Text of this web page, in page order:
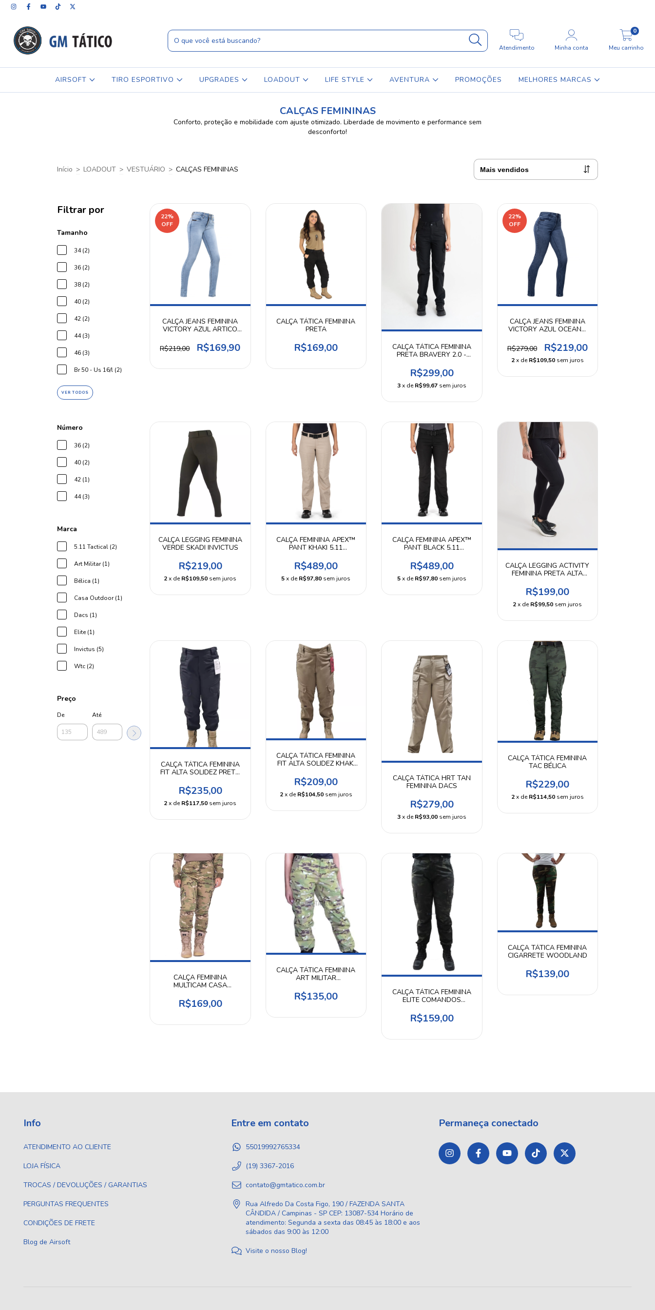
Atendimento Minha conta Meu carrinho
0
AIRSOFT TIRO ESPORTIVO UPGRADES LOADOUT LIFE STYLE AVENTURA PROMOÇÕES MELHORES MARCAS
CALÇAS FEMININAS
Conforto, proteção e mobilidade com ajuste otimizado. Liberdade de movimento e performance sem
desconforto!
Início > LOADOUT > VESTUÁRIO > CALÇAS FEMININAS
Filtrar por
Tamanho
34 (2)
36 (2)
38 (2)
40 (2)
42 (2)
44 (3)
46 (3)
Br 50 - Us 16/l (2)
VER TODOS
Número
36 (2)
40 (2)
42 (1)
44 (3)
Marca
5.11 Tactical (2)
Art Militar (1)
Bélica (1)
Casa Outdoor (1)
Dacs (1)
Elite (1)
Invictus (5)
Wtc (2)
Preço
De Até
22%
OFF
CALÇA JEANS FEMININA
VICTORY AZUL ARTICO
R$219,00
R$169,90
CALÇA TÁTICA FEMININA
PRETA
R$169,00
CALÇA TÁTICA FEMININA
PRETA BRAVERY 2.0 -
R$299,00
3 x deR$99,67 sem juros
22%
OFF
CALÇA JEANS FEMININA
VICTORY AZUL OCEANO
R$279,00
R$219,00
2 x deR$109,50 sem juros
CALÇA LEGGING FEMININA
VERDE SKADI INVICTUS
R$219,00
2 x deR$109,50 sem juros
CALÇA FEMININA APEX™
PANT KHAKI 5.11
R$489,00
5 x deR$97,80 sem juros
CALÇA FEMININA APEX™
PANT BLACK 5.11
R$489,00
5 x deR$97,80 sem juros
CALÇA LEGGING ACTIVITY
FEMININA PRETA ALTA
INVICTUS
R$199,00
2 x deR$99,50 sem juros
CALÇA TÁTICA FEMININA
FIT ALTA SOLIDEZ PRETA
R$235,00
2 x deR$117,50 sem juros
CALÇA TÁTICA FEMININA
FIT ALTA SOLIDEZ KHAKI
R$209,00
2 x deR$104,50 sem juros
CALÇA TÁTICA HRT TAN
FEMININA DACS
R$279,00
3 x deR$93,00 sem juros
CALÇA TÁTICA FEMININA
TAC BÉLICA
R$229,00
2 x deR$114,50 sem juros
CALÇA FEMININA
MULTICAM CASA
R$169,00
CALÇA TÁTICA FEMININA
ART MILITAR
R$135,00
CALÇA TÁTICA FEMININA
ELITE COMANDOS
BLACK
R$159,00
CALÇA TÁTICA FEMININA
CIGARRETE WOODLAND
R$139,00
Info
ATENDIMENTO AO CLIENTE
LOJA FÍSICA
TROCAS / DEVOLUÇÕES / GARANTIAS
PERGUNTAS FREQUENTES
CONDIÇÕES DE FRETE
Blog de Airsoft
Entre em contato
55019992765334
(19) 3367-2016
contato@gmtatico.com.br
Rua Alfredo Da Costa Figo, 190 / FAZENDA SANTA
CÂNDIDA / Campinas - SP CEP: 13087-534 Horário de
atendimento: Segunda a sexta das 08:45 às 18:00 e aos
sábados das 9:00 às 12:00
Visite o nosso Blog!
Permaneça conectado